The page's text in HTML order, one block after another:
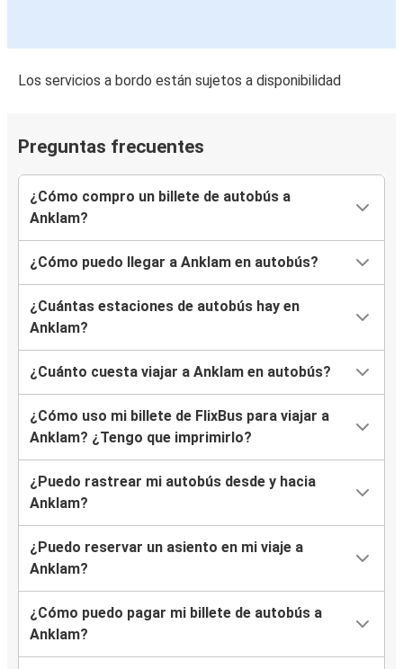
Los servicios a bordo están sujetos a disponibilidad
Preguntas frecuentes
¿Cómo compro un billete de autobús a
Anklam?
¿Cómo puedo llegar a Anklam en autobús?
¿Cuántas estaciones de autobús hay en
Anklam?
¿Cuánto cuesta viajar a Anklam en autobús?
¿Cómo uso mi billete de FlixBus para viajar a
Anklam? ¿Tengo que imprimirlo?
¿Puedo rastrear mi autobús desde y hacia
Anklam?
¿Puedo reservar un asiento en mi viaje a
Anklam?
¿Cómo puedo pagar mi billete de autobús a
Anklam?